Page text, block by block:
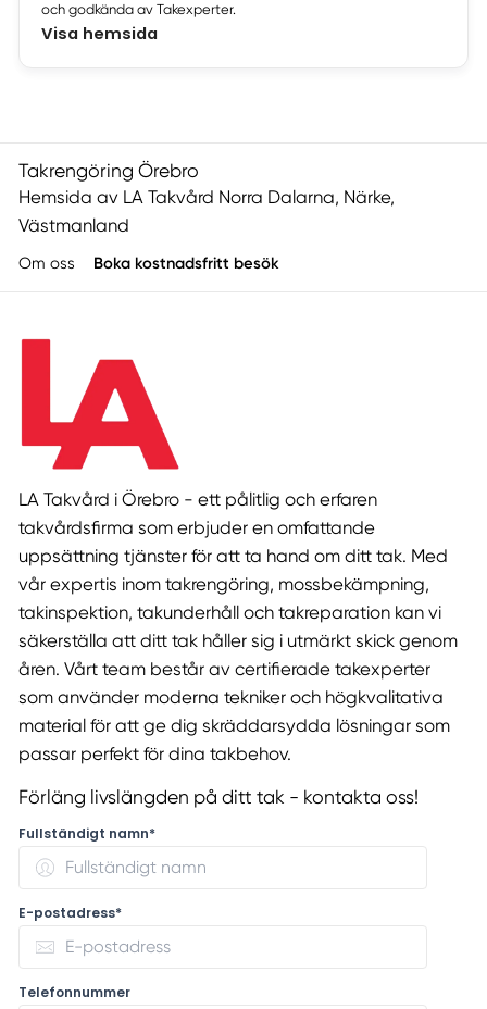
och godkända av Takexperter.
Visa hemsida
Takrengöring Örebro
Hemsida av LA Takvård Norra Dalarna, Närke,
Västmanland
Om oss Boka kostnadsfritt besök
LA Takvård i Örebro - ett pålitlig och erfaren
takvårdsfirma som erbjuder en omfattande
uppsättning tjänster för att ta hand om ditt tak. Med
vår expertis inom takrengöring, mossbekämpning,
takinspektion, takunderhåll och takreparation kan vi
säkerställa att ditt tak håller sig i utmärkt skick genom
åren. Vårt team består av certifierade takexperter
som använder moderna tekniker och högkvalitativa
material för att ge dig skräddarsydda lösningar som
passar perfekt för dina takbehov.
Förläng livslängden på ditt tak - kontakta oss!
Fullständigt namn*
E-postadress*
Telefonnummer